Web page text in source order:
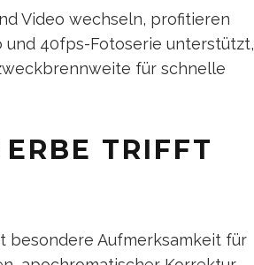
Video wechseln, profitieren
und 40fps-Fotoserie unterstützt,
für schnelle
TRIFFT
besondere Aufmerksamkeit für